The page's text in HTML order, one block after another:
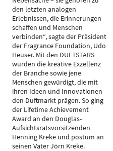
den letzten analogen
Erlebnissen, die Erinnerungen
schaffen und Menschen
verbinden“, sagte der Präsident
der Fragrance Foundation, Udo
Heuser. Mit den DUFTSTARS
würden die kreative Exzellenz
der Branche sowie jene
Menschen gewürdigt, die mit
ihren Ideen und Innovationen
den Duftmarkt prägen. So ging
der Lifetime Achievement
Award an den Douglas-
Aufsichtsratsvorsitzenden
Henning Kreke und postum an
seinen Vater Jörn Kreke.